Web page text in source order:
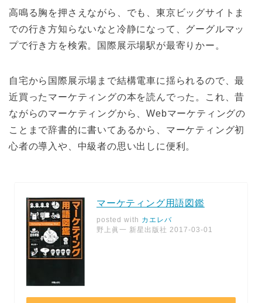
高鳴る胸を押さえながら、でも、東京ビッグサイトま
での行き方知らないなと冷静になって、グーグルマッ
プで行き方を検索。国際展示場駅が最寄りかー。
自宅から国際展示場まで結構電車に揺られるので、最
近買ったマーケティングの本を読んでった。これ、昔
ながらのマーケティングから、Webマーケティングの
ことまで辞書的に書いてあるから、マーケティング初
心者の導入や、中級者の思い出しに便利。
マーケティング用語図鑑
posted with カエレバ
野上眞一 新星出版社 2017-03-01